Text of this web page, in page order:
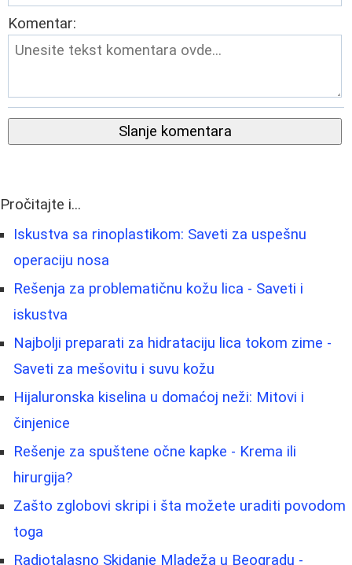
Komentar:
Slanje komentara
Pročitajte i...
Iskustva sa rinoplastikom: Saveti za uspešnu
operaciju nosa
Rešenja za problematičnu kožu lica - Saveti i
iskustva
Najbolji preparati za hidrataciju lica tokom zime -
Saveti za mešovitu i suvu kožu
Hijaluronska kiselina u domaćoj neži: Mitovi i
činjenice
Rešenje za spuštene očne kapke - Krema ili
hirurgija?
Zašto zglobovi skripi i šta možete uraditi povodom
toga
Radiotalasno Skidanje Mladeža u Beogradu -